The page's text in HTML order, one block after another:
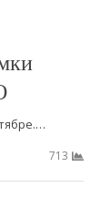
713